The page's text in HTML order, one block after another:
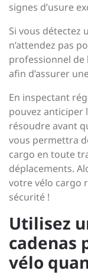
signes d’usure
Si vous détectez
n’attendez pas
professionnel de
afin d’assurer
En inspectant
pouvez anticiper
résoudre avant
vous permettra
cargo en toute
déplacements.
votre vélo cargo
sécurité !
Utilisez
cadenas
vélo